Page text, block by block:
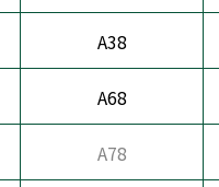
A38
A68
A78